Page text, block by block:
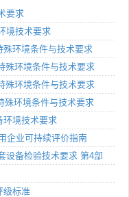
要求
境技术要求
环境条件与技术要求
殊环境条件与技术要求
殊环境条件与技术要求
殊环境条件与技术要求
环境技术要求
企业可持续评价指南
设备检验技术要求 第4部
级标准